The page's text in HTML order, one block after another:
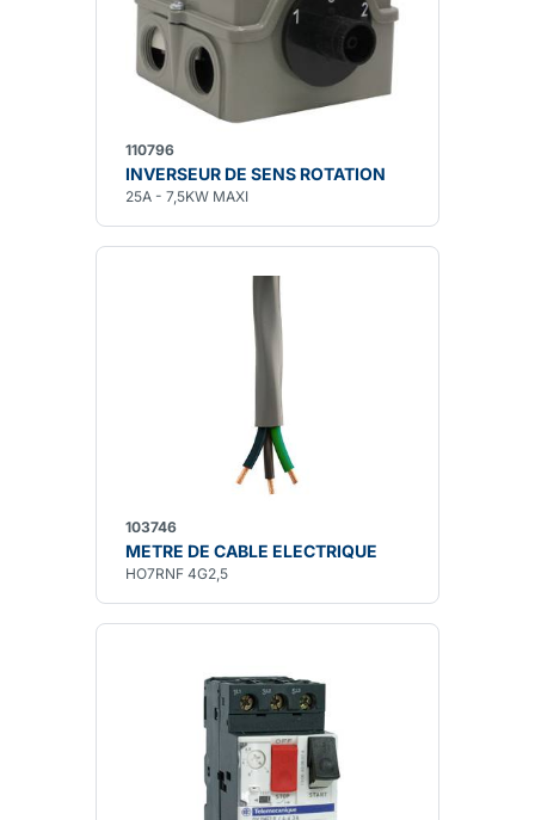
110796
INVERSEUR DE SENS ROTATION
25A - 7,5KW MAXI
103746
METRE DE CABLE ELECTRIQUE
HO7RNF 4G2,5